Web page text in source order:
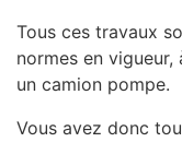
Tous ces travaux
normes en vigueur,
un camion pompe.
Vous avez donc